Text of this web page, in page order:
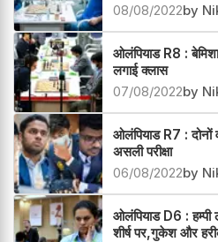
08/08/2022by
ओलंपियाड R8 :
लगाई क्लास
07/08/2022by
ओलंपियाड R7 : दोनों
असली परीक्षा
06/08/2022by
ओलंपियाड D6 : हम्पी
शीर्ष पर,गुकेश और